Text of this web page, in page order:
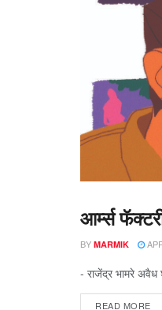
पंचनामा
आर्म्स
BY MARMIK
- राजेंद्र भामरे अवैध
READ MORE